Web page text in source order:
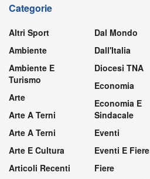
Categorie
Altri Sport
Ambiente
Ambiente E
Turismo
Arte
Arte A Terni
Arte A Terni
Arte E Cultura
Articoli Recenti
Dal Mondo
Dall'Italia
Diocesi TNA
Economia
Economia E
Sindacale
Eventi
Eventi E Fiere
Fiere